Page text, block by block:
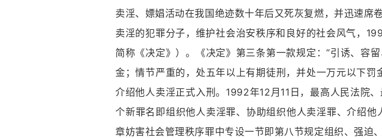
卖淫、嫖娼活动在我国绝迹数十年后又死灰复燃，并迅速席
卖淫的犯罪分子，维护社会治安秩序和良好的社会风气，
简称《决定》）。《决定》第三条第一款规定：“引诱、容
金；情节严重的，处五年以上有期徒刑，并处一万元以下罚
介绍他人卖淫正式入刑。1992年12月11日，最高人民法院
个新罪名即组织他人卖淫罪、协助组织他人卖淫罪、介绍
章妨害社会管理秩序罪中专设一节即第八节规定组织、强迫